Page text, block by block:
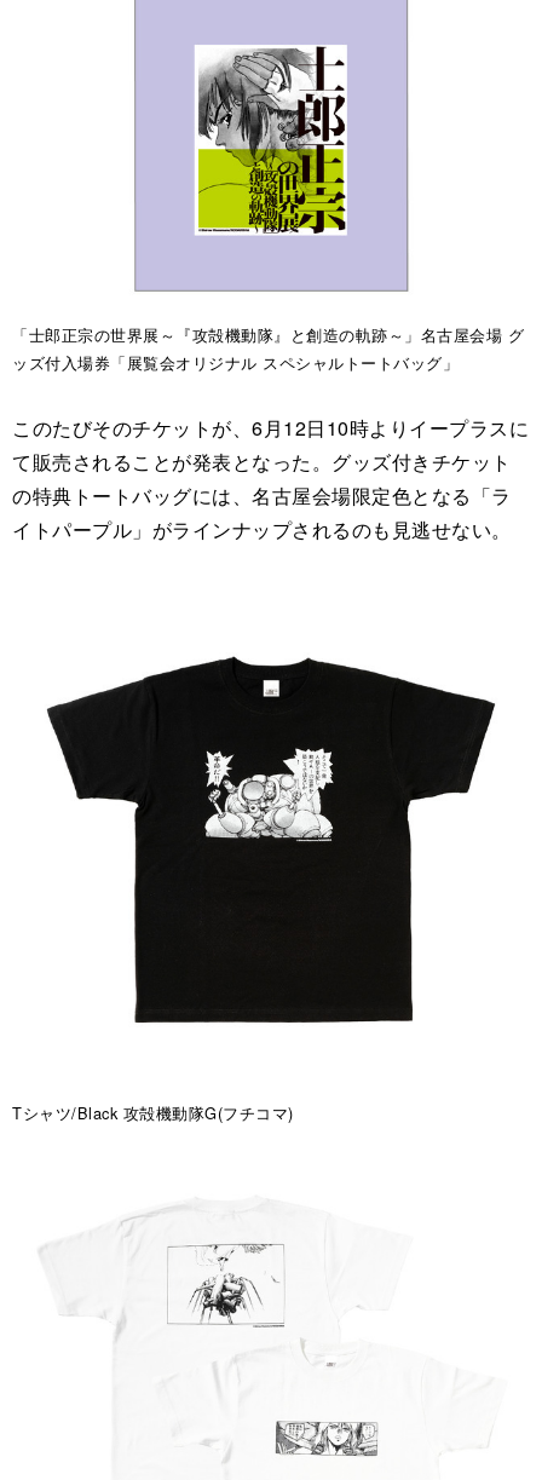
「士郎正宗の世界展～『攻殻機動隊』と創造の軌跡～」名古屋会場 グ
ッズ付入場券「展覧会オリジナル スペシャルトートバッグ」
このたびそのチケットが、6月12日10時よりイープラスに
て販売されることが発表となった。グッズ付きチケット
の特典トートバッグには、名古屋会場限定色となる「ラ
イトパープル」がラインナップされるのも見逃せない。
Tシャツ/Black 攻殻機動隊G(フチコマ)